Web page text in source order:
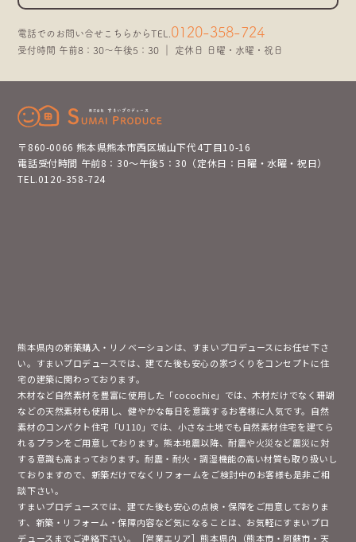
電話でのお問い合せこちらからTEL. 0120-358-724
受付時間 午前8：30～午後5：30 ｜ 定休日 日曜・水曜・祝日
〒860-0066 熊本県熊本市西区城山下代4丁目10-16
電話受付時間 午前8：30～午後5：30（定休日：日曜・水曜・祝日）
TEL.0120-358-724
熊本県内の新築購入・リノベーションは、すまいプロデュースにお任せ下さ
い。すまいプロデュースでは、建てた後も安心の家づくりをコンセプトに住
宅の建築に関わっております。
木材など自然素材を豊富に使用した「cocochie」では、木材だけでなく珊瑚
などの天然素材も使用し、健やかな毎日を意識するお客様に人気です。自然
素材のコンパクト住宅「U110」では、小さな土地でも自然素材住宅を建てら
れるプランをご用意しております。熊本地震以降、耐震や火災など震災に対
する意識も高まっております。耐震・耐火・調湿機能の高い材質も取り扱いし
ておりますので、新築だけでなくリフォームをご検討中のお客様も是非ご相
談下さい。
すまいプロデュースでは、建てた後も安心の点検・保障をご用意しておりま
す、新築・リフォーム・保障内容など気になることは、お気軽にすまいプロ
デュースまでご連絡下さい。［営業エリア］熊本県内（熊本市・阿蘇市・天